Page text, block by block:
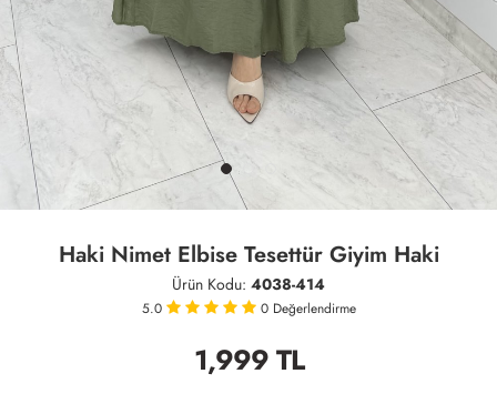
Haki Nimet Elbise Tesettür Giyim Haki
Ürün Kodu: 4038-414
5.0 0 Değerlendirme
1,999TL